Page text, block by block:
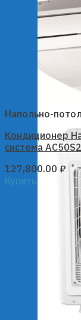
Напольно-
Кондиционер
система
127,800.00 ₽
Купить